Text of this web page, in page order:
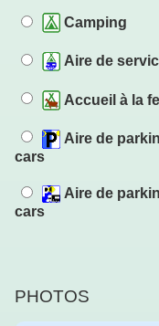
Camping
Aire de
Accueil à la
Aire de
cars
Aire de
cars
PHOTOS